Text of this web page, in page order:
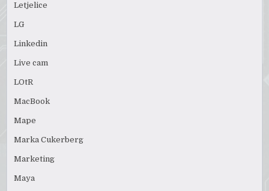
Letjelice
LG
Linkedin
Live cam
LOtR
MacBook
Mape
Marka Cukerberg
Marketing
Maya